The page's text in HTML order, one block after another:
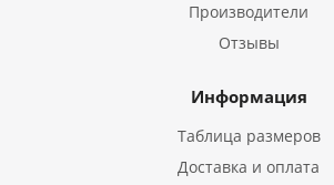
Производители
Отзывы
Информация
Таблица размеров
Доставка и оплата